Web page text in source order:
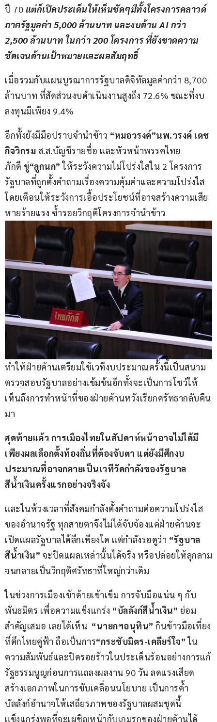
ปี 70 แต่ก็เปิดประเด็นให้เห็นชัดๆมีทั้งโครงการคลาวด์
ภาครัฐมูลค่า 5,000 ล้านบาท และงบด้าน AI กว่า
2,500 ล้านบาท ในกว่า 200 โครงการ ที่ยังขาดความ
ชัดเจนด้านเป้าหมายและผลสัมฤทธิ์
เมื่อรวมกับแผนบูรณาการรัฐบาลดิจิทัลมูลค่ากว่า 8,700
ล้านบาท ที่สัดส่วนงบดำเนินงานสูงถึง 72.6% ขณะที่งบ
ลงทุนมีเพียง 9.4%
อีกทั้งยังมีมือปราบจำนำข้าว “หมอวรงค์”นพ.วรงค์ เดช
กิจวิกรม ส.ส.บัญชีรายชื่อ และหัวหน้าพรรคไทย
ภักดี ขู่“ลูกนก” ให้ระวังความไม่โปร่งใสใน 2 โครงการ
รัฐบาลที่ถูกตั้งคำถามเรื่องความคุ้มค่าและความโปร่งใส
โดยเตือนให้ระวังการเอื้อประโยชน์ที่อาจสร้างความเสีย
หายร้ายแรง ซ้ำรอยวิกฤติโครงการจำนำข้าว
ทำให้ฝ่ายค้านเตรียมใช้เวทีงบประมาณครั้งนี้เป็นสนาม
ตรวจสอบรัฐบาลอย่างเข้มข้นอีกทั้งจะเป็นการโชว์ให้
เห็นถึงการทำหน้าที่ของฝ่ายค้านหวังเรียกศรัทธากลับคืน
มา
สุดท้ายแล้ว การเมืองไทยในสัปดาห์หน้าอาจไม่ได้มี
เพียงผลเลือกตั้งท้องถิ่นที่ต้องจับตา แต่ยังมีศึกงบ
ประมาณที่อาจกลายเป็นเวทีวัดกำลังของรัฐบาล
สีน้ำเงินครั้งแรกอย่างจริงจัง
และในห้วงเวลาที่สังคมกำลังตั้งคำถามต่อความโปร่งใส
ของอำนาจรัฐ ทุกสายตาจึงไม่ได้จับจ้องแค่ฝ่ายค้านจะ
เปิดแผลรัฐบาลได้ลึกเพียงใด แต่กำลังรอดูว่า “รัฐบาล
สีน้ำเงิน” จะปิดแผลเหล่านั้นได้จริง หรือปล่อยให้ลุกลาม
จนกลายเป็นวิกฤติศรัทธาที่ใหญ่กว่าเดิม
ในช่วงการเมืองเข้าด้ายเข้าเข็ม การจับมือแน่น ๆ กับ
พันธมิตร เพื่อความแข็งแกร่ง “บัลลังก์สีน้ำเงิน” ย่อม
สำคัญเสมอ เลยได้เห็น “นายกฯอนุทิน” กินข้าวมือเที่ยง
ที่ตึกไทยคู่ฟ้า ถือเป็นการ“กระชับมิตร-เคลียร์ใจ” ใน
ความสัมพันธ์และปิดรอยร้าวในประเด็นร้อนอย่างการแก้
รัฐธรรมนูญก่อนการแถลงผลงาน 90 วัน ลดแรงเสียด
สร้างเอกภาพในการขับเคลื่อนนโยบาย เป็นการค้ำ
บัลลังก์อำนาจให้เสถียรภาพของรัฐบาลผสมชุดนี้
แข็งแกร่งพอที่จะเผชิญหน้ากับเกมรุกของฝ่ายค้านได้